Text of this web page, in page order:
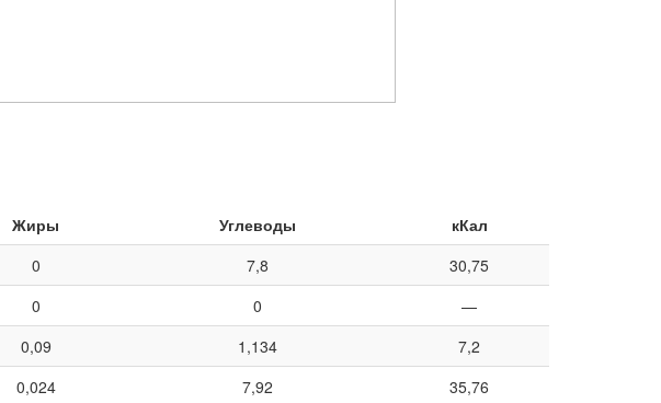
Жиры Углеводы
кКал
0 7,8
30,75
0 0
—
0,09 1,134
7,2
0,024 7,92
35,76